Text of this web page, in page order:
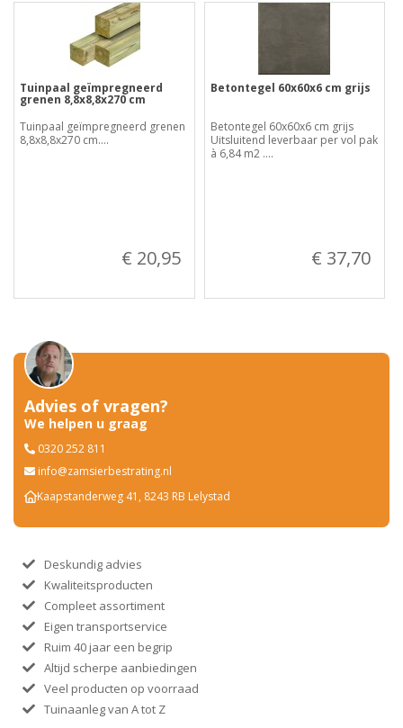
Tuinpaal geïmpregneerd
grenen 8,8x8,8x270 cm
Tuinpaal geïmpregneerd grenen
8,8x8,8x270 cm....
€ 20,95
Betontegel 60x60x6 cm grijs
Betontegel 60x60x6 cm grijs
Uitsluitend leverbaar per vol pak
à 6,84 m2 ....
€ 37,70
Advies of vragen?
We helpen u graag
0320 252 811
info@zamsierbestrating.nl
Kaapstanderweg 41, 8243 RB Lelystad
Deskundig advies
Kwaliteitsproducten
Compleet assortiment
Eigen transportservice
Ruim 40 jaar een begrip
Altijd scherpe aanbiedingen
Veel producten op voorraad
Tuinaanleg van A tot Z